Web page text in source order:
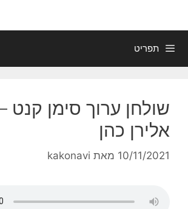
תפריט
שולחן ערוך סימן קנט
אלירן כהן
10/11/2021 מאת kakonavi